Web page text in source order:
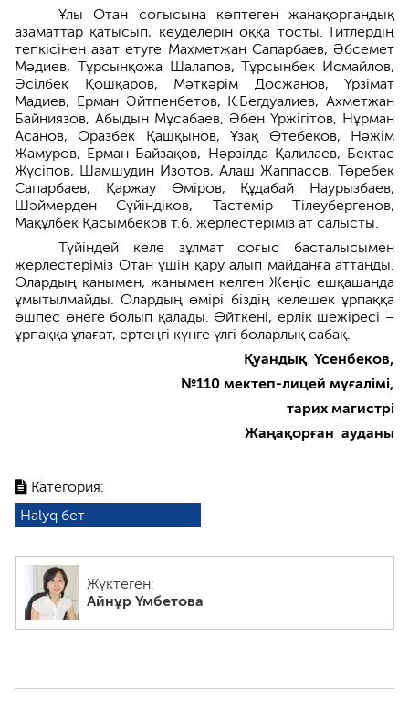
Категория:
Halyq бет
Жүктеген:
Айнұр Үмбетова
Ұлы Отан соғысына көптеген жанақорғандық
азаматтар қатысып, кеуделерін оққа тосты. Гитлердің
тепкісінен азат етуге Махметжан Сапарбаев, Әбсемет
Мәдиев, Тұрсынқожа Шалапов, Тұрсынбек Исмайлов,
Әсілбек Қошқаров, Мәткәрім Досжанов, Үрзімат
Мадиев, Ерман Әйтпенбетов, К.Бегдуалиев, Ахметжан
Байниязов, Абыдын Мұсабаев, Әбен Үржігітов, Нұрман
Асанов, Оразбек Қашқынов, Ұзақ Өтебеков, Нәжім
Жамуров, Ерман Байзақов, Нәрзілда Қалилаев, Бектас
Жүсіпов, Шамшудин Изотов, Алаш Жаппасов, Төребек
Сапарбаев, Қаржау Өміров, Құдабай Наурызбаев,
Шәймерден Сүйіндіков, Тастемір Тілеубергенов,
Мақұлбек Қасымбеков т.б. жерлестеріміз ат салысты.
Түйіндей келе зұлмат соғыс басталысымен
жерлестеріміз Отан үшін қару алып майданға аттанды.
Олардың қанымен, жанымен келген Жеңіс ешқашанда
ұмытылмайды. Олардың өмірі біздің келешек ұрпаққа
өшпес өнеге болып қалады. Өйткені, ерлік шежіресі –
ұрпаққа ұлағат, ертеңгі күнге үлгі боларлық сабақ.
Қуандық Үсенбеков,
№110 мектеп-лицей мұғалімі,
тарих магистрі
Жаңақорған ауданы